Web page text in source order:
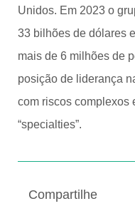
Unidos. Em 2023 o
33 bilhões de dólares
mais de 6 milhões de
posição de liderança
com riscos complexos
“specialties”.
Compartilhe